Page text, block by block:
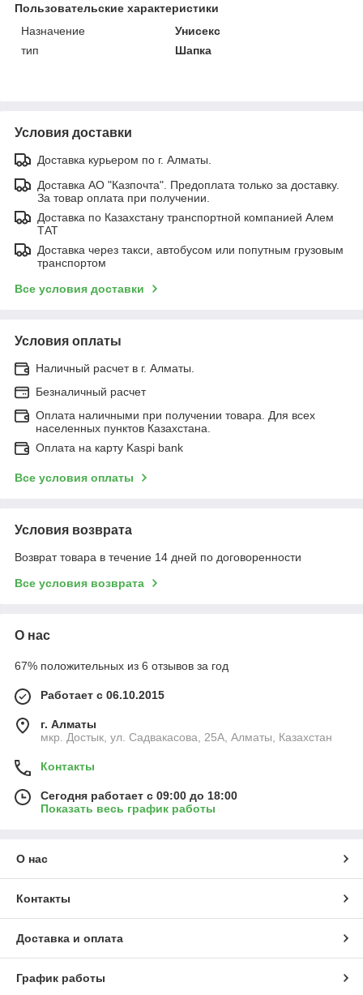
Пользовательские характеристики
Назначение
Унисекс
тип
Шапка
Условия доставки
Доставка курьером по г. Алматы.
Доставка АО "Казпочта". Предоплата только за доставку.
За товар оплата при получении.
Доставка по Казахстану транспортной компанией Алем
ТАТ
Доставка через такси, автобусом или попутным грузовым
транспортом
Все условия доставки
Условия оплаты
Наличный расчет в г. Алматы.
Безналичный расчет
Оплата наличными при получении товара. Для всех
населенных пунктов Казахстана.
Оплата на карту Kaspi bank
Все условия оплаты
Условия возврата
Возврат товара в течение 14 дней по договоренности
Все условия возврата
О нас
67% положительных из 6 отзывов за год
Работает с 06.10.2015
г. Алматы
мкр. Достык, ул. Садвакасова, 25А, Алматы, Казахстан
Контакты
Сегодня работает с 09:00 до 18:00
Показать весь график работы
О нас
Контакты
Доставка и оплата
График работы